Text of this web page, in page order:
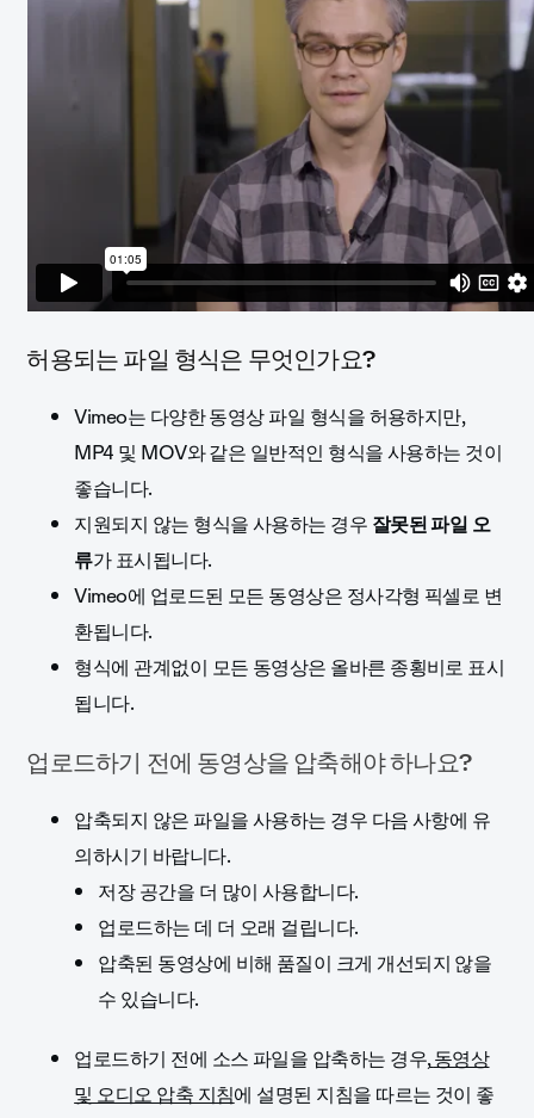
허용되는 파일 형식은 무엇인가요?
Vimeo는 다양한 동영상 파일 형식을 허용하지만,
MP4 및 MOV와 같은 일반적인 형식을 사용하는 것이
좋습니다.
지원되지 않는 형식을 사용하는 경우잘못된 파일 오
류가 표시됩니다.
Vimeo에 업로드된 모든 동영상은 정사각형 픽셀로 변
환됩니다.
형식에 관계없이 모든 동영상은 올바른 종횡비로 표시
됩니다.
업로드하기 전에 동영상을 압축해야 하나요?
압축되지 않은 파일을 사용하는 경우 다음 사항에 유
의하시기 바랍니다.
저장 공간을 더 많이 사용합니다.
업로드하는 데 더 오래 걸립니다.
압축된 동영상에 비해 품질이 크게 개선되지 않을
수 있습니다.
업로드하기 전에 소스 파일을 압축하는 경우,동영상
및 오디오 압축 지침에 설명된 지침을 따르는 것이 좋